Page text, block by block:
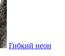
Гибкий неон